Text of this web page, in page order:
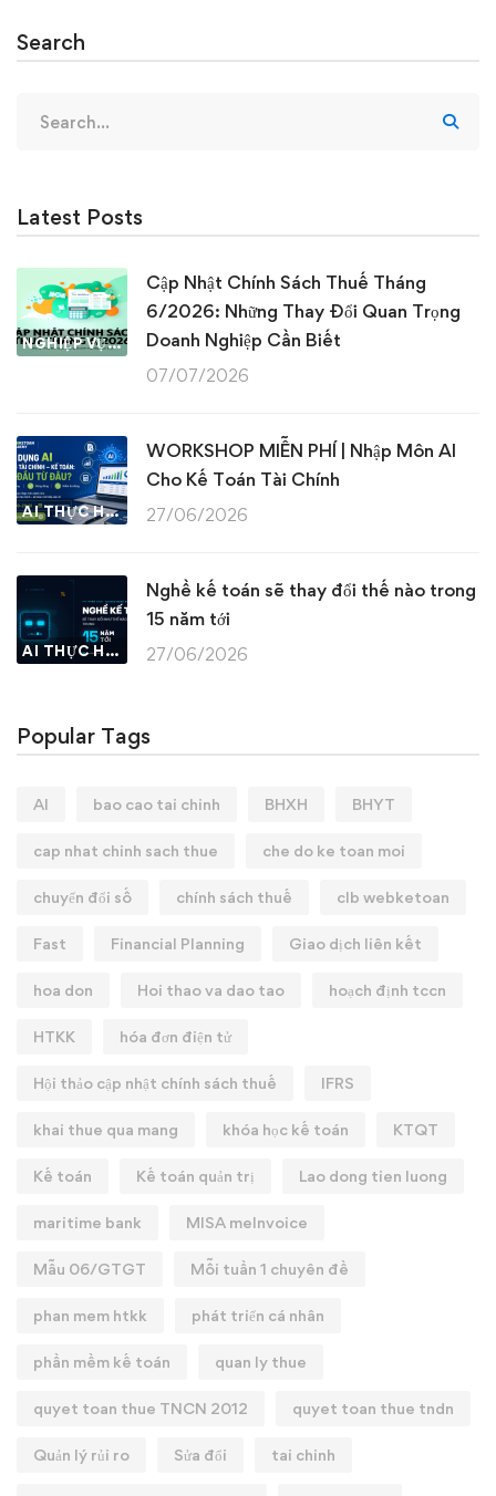
Search
for:
Latest Posts
NGHIỆP VỤ KẾ TOÁN & THUẾ
Cập Nhật Chính Sách Thuế Tháng
6/2026: Những Thay Đổi Quan Trọng
Doanh Nghiệp Cần Biết
07/07/2026
AI THỰC HÀNH
WORKSHOP MIỄN PHÍ | Nhập Môn AI
Cho Kế Toán Tài Chính
27/06/2026
AI THỰC HÀNH
Nghề kế toán sẽ thay đổi thế nào trong
15 năm tới
27/06/2026
Popular Tags
AI bao cao tai chinh BHXH BHYT
cap nhat chinh sach thue che do ke toan moi
chuyển đổi số chính sách thuế clb webketoan
Fast Financial Planning Giao dịch liên kết
hoa don Hoi thao va dao tao hoạch định tccn
HTKK hóa đơn điện tử
Hội thảo cập nhật chính sách thuế IFRS
khai thue qua mang khóa học kế toán KTQT
Kế toán Kế toán quản trị Lao dong tien luong
maritime bank MISA meInvoice
Mẫu 06/GTGT Mỗi tuần 1 chuyên đề
phan mem htkk phát triển cá nhân
phần mềm kế toán quan ly thue
quyet toan thue TNCN 2012 quyet toan thue tndn
Quản lý rủi ro Sửa đổi tai chinh